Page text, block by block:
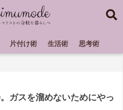
片付け術 生活術 思考術
ガスを溜めないためにやっ